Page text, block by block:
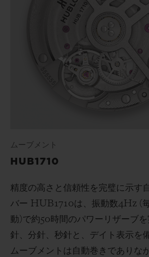
ムーブメント
HUB1710
精度の高さと信頼性を完璧に示す
バー HUB1710は、 振動数4Hz (
動)で約50時間のパワーリザーブを
針、分針、秒針と、 デイト表示を
ムーブメントは自動巻きでありな